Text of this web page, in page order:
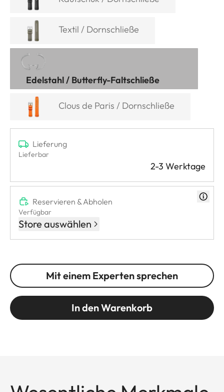
Textil / Dornschließe
Edelstahl / Butterfly-Faltschließe
Clous de Paris / Dornschließe
Lieferung
Lieferbar
2-3 Werktage
Reservieren & Abholen
Verfügbar
Store auswählen
Mit einem Experten sprechen
In den Warenkorb